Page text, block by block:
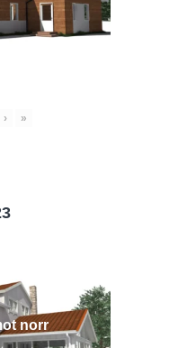
› »
norr